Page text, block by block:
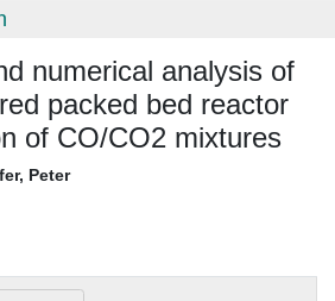
numerical analysis of
packed bed reactor
of CO/CO2 mixtures
Peter